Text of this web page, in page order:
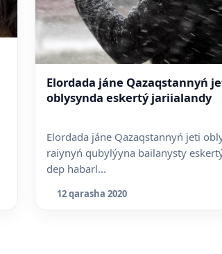
Elordada jáne Qazaqstannyń
oblysynda eskertý jariialandy
Elordada jáne Qazaqstannyń jeti
raiynyń qubylýyna bailanysty
dep habarl...
12 qarasha 2020